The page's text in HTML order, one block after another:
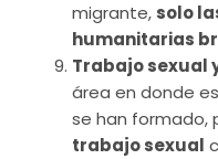
migrante, solo
humanitarias
Trabajo sexual
área en donde
se han formado,
trabajo sexual